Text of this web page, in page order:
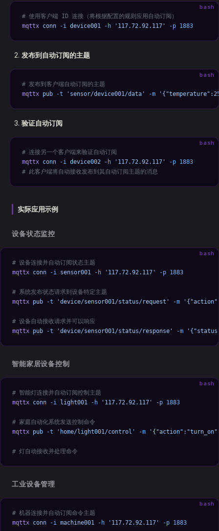
bash
# 使用客户端 ID 连接（将根据配置的规则应用自动订阅）
mqttx conn -i device001 -h '117.72.92.117' -p 1883
发布到自动订阅的主题
bash
# 发布到客户端自动订阅的主题
mqttx pub -t 'sensor/device001/data' -m
验证自动订阅
bash
# 连接另一个客户端来验证自动订阅
mqttx conn -i device002 -h '117.72.92.117' -p 1883
# 此客户端将自动接收发布到其自动订阅主题的消息
实际应用示例
设备状态监控
bash
# 设备连接并自动订阅状态主题
mqttx conn -i sensor001 -h '117.72.92.117' -p 1883
# 系统发布状态请求到设备特定主题
mqttx pub -t 'device/sensor001/status/request' -m
# 设备自动接收请求并可以响应
mqttx pub -t 'device/sensor001/status/response' -m
智能家居设备控制
bash
# 智能灯连接并自动订阅控制主题
mqttx conn -i light001 -h '117.72.92.117' -p 1883
# 家庭自动化系统发送控制命令
mqttx pub -t 'home/light001/control' -m
# 灯自动接收并处理命令
工业设备管理
bash
# 机器连接并自动订阅命令主题
mqttx conn -i machine001 -h '117.72.92.117' -p 1883